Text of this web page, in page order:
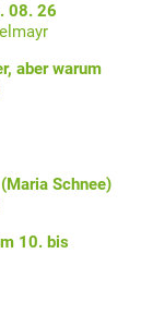
08. 26
aber warum
Schnee)
10. bis